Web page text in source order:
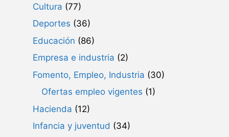
Cultura (77)
Deportes (36)
Educación (86)
Empresa e industria (2)
Fomento, Empleo, Industria (30)
Ofertas empleo vigentes (1)
Hacienda (12)
Infancia y juventud (34)